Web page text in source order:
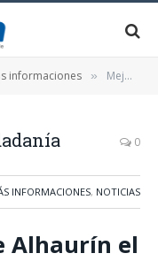
informaciones » Mejor atención a la ciudadanía
0
INFORMACIONES, NOTICIAS
Alhaurín el